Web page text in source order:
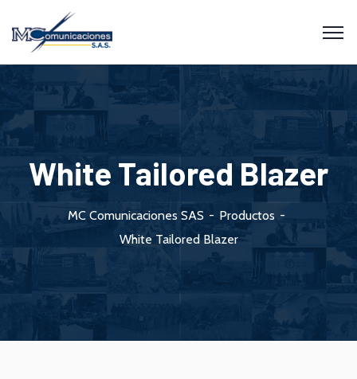
White Tailored Blazer
MC Comunicaciones SAS
Productos
White Tailored Blazer